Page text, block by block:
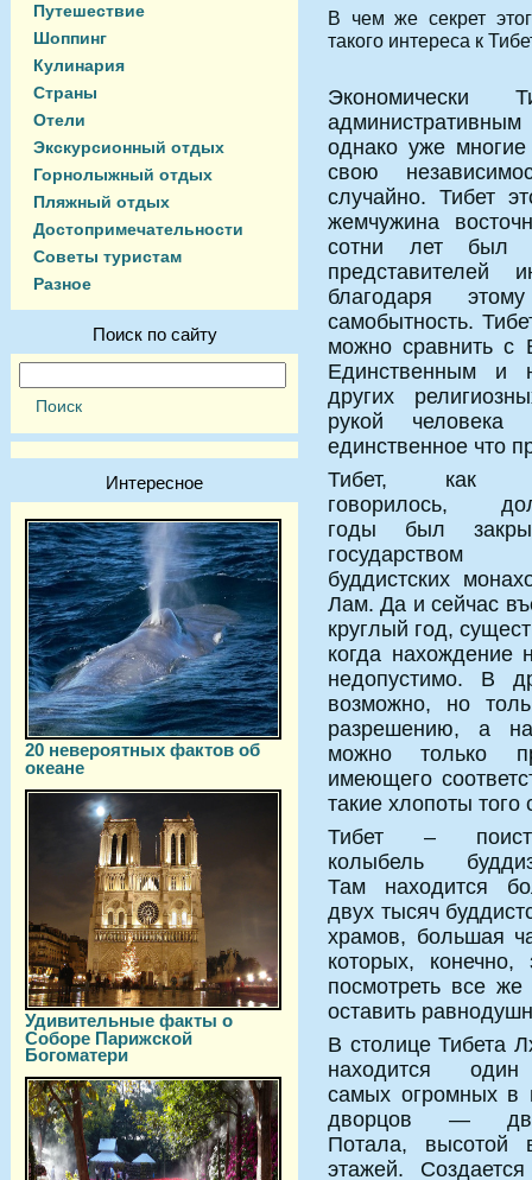
Путешествие
Шоппинг
Кулинария
Страны
Отели
Экскурсионный отдых
Горнолыжный отдых
Пляжный отдых
Достопримечательности
Советы туристам
Разное
Поиск по сайту
Интересное
20 невероятных фактов об
океане
Удивительные факты о
Соборе Парижской
Богоматери
В чем же секрет
такого интереса к
Экономически
однако уже
свою
случайно. Тибет
жемчужина
сотни лет был
представителей
благодаря
самобытность.
можно сравнить с
Единственным и
других
рукой
единственное что
Тибет, как
говорилось,
годы был
государством
буддистских
Лам. Да и сейчас
круглый год,
когда нахождение
недопустимо. В
возможно, но
разрешению, а
можно только
имеющего
такие хлопоты того
Тибет –
колыбель
Там находится
двух тысяч
храмов, большая
которых,
посмотреть все
оставить
В столице Тибета
находится
самых огромных в
дворцов —
Потала, высотой
этажей.